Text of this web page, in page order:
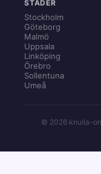
STÄDER
Stockholm
Göteborg
Malmö
Uppsala
Linköping
Örebro
Sollentuna
Umeå
© 2026 knulla-